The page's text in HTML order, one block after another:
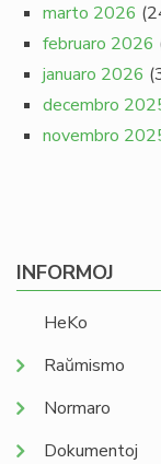
marto 2026
februaro 2026
januaro 2026
decembro
novembro
INFORMOJ
HeKo
Raŭmismo
Normaro
Dokumentoj